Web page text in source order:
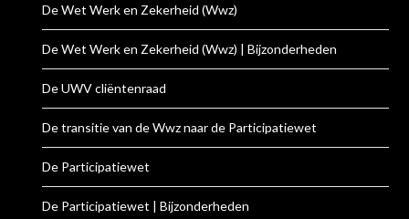
De Wet Werk en Zekerheid (Wwz)
De Wet Werk en Zekerheid (Wwz) | Bijzonderheden
De UWV cliëntenraad
De transitie van de Wwz naar de Participatiewet
De Participatiewet
De Participatiewet | Bijzonderheden